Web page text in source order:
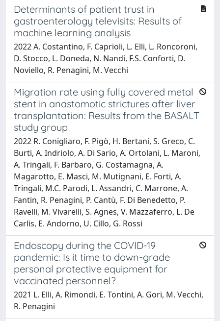
Determinants of patient trust in
gastroenterology televisits: Results of
machine learning analysis
2022 A. Costantino, F. Caprioli, L. Elli, L. Roncoroni,
D. Stocco, L. Doneda, N. Nandi, F.S. Conforti, D.
Noviello, R. Penagini, M. Vecchi
Migration rate using fully covered metal
stent in anastomotic strictures after liver
transplantation: Results from the BASALT
study group
2022 R. Conigliaro, F. Pigò, H. Bertani, S. Greco, C.
Burti, A. Indriolo, A. Di Sario, A. Ortolani, L. Maroni,
A. Tringali, F. Barbaro, G. Costamagna, A.
Magarotto, E. Masci, M. Mutignani, E. Forti, A.
Tringali, M.C. Parodi, L. Assandri, C. Marrone, A.
Fantin, R. Penagini, P. Cantù, F. Di Benedetto, P.
Ravelli, M. Vivarelli, S. Agnes, V. Mazzaferro, L. De
Carlis, E. Andorno, U. Cillo, G. Rossi
Endoscopy during the COVID-19
pandemic: Is it time to down-grade
personal protective equipment for
vaccinated personnel?
2021 L. Elli, A. Rimondi, E. Tontini, A. Gori, M. Vecchi,
R. Penagini